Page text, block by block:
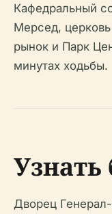
Кафедральный
Мерсед,
рынок и Парк
минутах ходьбы.
Дворец Генерал-